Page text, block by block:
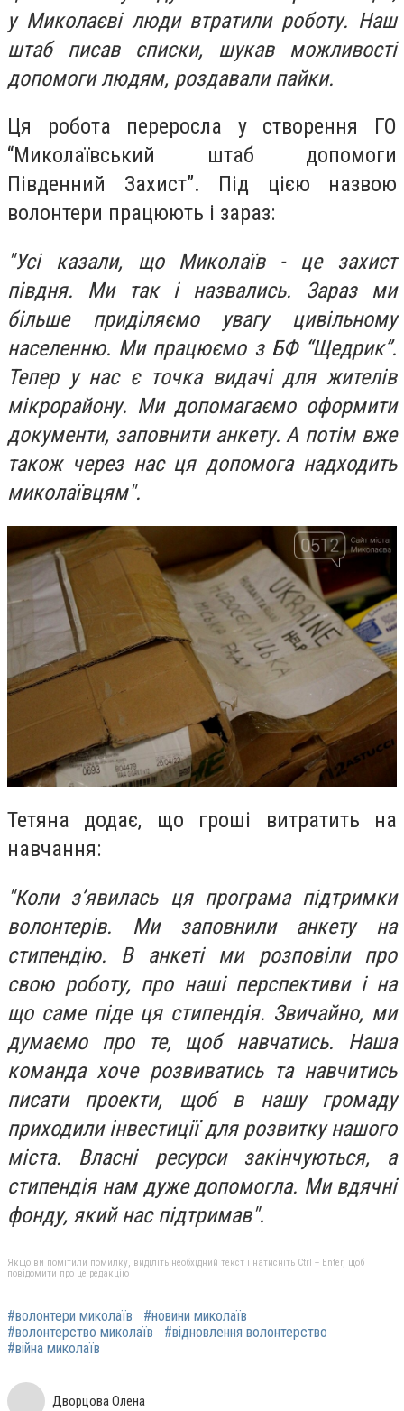
у Миколаєві люди втратили роботу. Наш
штаб писав списки, шукав можливості
допомоги людям, роздавали пайки.
Ця робота переросла у створення ГО
“Миколаївський штаб допомоги
Південний Захист”. Під цією назвою
волонтери працюють і зараз:
"Усі казали, що Миколаїв - це захист
півдня. Ми так і назвались. Зараз ми
більше приділяємо увагу цивільному
населенню. Ми працюємо з БФ “Щедрик”.
Тепер у нас є точка видачі для жителів
мікрорайону. Ми допомагаємо оформити
документи, заповнити анкету. А потім вже
також через нас ця допомога надходить
миколаївцям".
Тетяна додає, що гроші витратить на
навчання:
"Коли з’явилась ця програма підтримки
волонтерів. Ми заповнили анкету на
стипендію. В анкеті ми розповіли про
свою роботу, про наші перспективи і на
що саме піде ця стипендія. Звичайно, ми
думаємо про те, щоб навчатись. Наша
команда хоче розвиватись та навчитись
писати проекти, щоб в нашу громаду
приходили інвестиції для розвитку нашого
міста. Власні ресурси закінчуються, а
стипендія нам дуже допомогла. Ми вдячні
фонду, який нас підтримав".
Якщо ви помітили помилку, виділіть необхідний текст і натисніть Ctrl + Enter, щоб
повідомити про це редакцію
#волонтери миколаїв
#новини миколаїв
#волонтерство миколаїв
#відновлення волонтерство
#війна миколаїв
Дворцова Олена